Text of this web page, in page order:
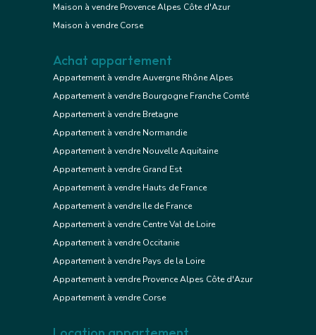
Maison à vendre Provence Alpes Côte d'Azur
Maison à vendre Corse
Achat appartement
Appartement à vendre Auvergne Rhône Alpes
Appartement à vendre Bourgogne Franche Comté
Appartement à vendre Bretagne
Appartement à vendre Normandie
Appartement à vendre Nouvelle Aquitaine
Appartement à vendre Grand Est
Appartement à vendre Hauts de France
Appartement à vendre Ile de France
Appartement à vendre Centre Val de Loire
Appartement à vendre Occitanie
Appartement à vendre Pays de la Loire
Appartement à vendre Provence Alpes Côte d'Azur
Appartement à vendre Corse